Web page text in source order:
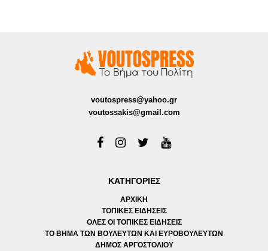
voutospress@yahoo.gr
voutossakis@gmail.com
ΚΑΤΗΓΟΡΙΕΣ
ΑΡΧΙΚΗ
ΤΟΠΙΚΕΣ ΕΙΔΗΣΕΙΣ
ΟΛΕΣ ΟΙ ΤΟΠΙΚΕΣ ΕΙΔΗΣΕΙΣ
ΤΟ ΒΗΜΑ ΤΩΝ ΒΟΥΛΕΥΤΩΝ ΚΑΙ ΕΥΡΟΒΟΥΛΕΥΤΩΝ
ΔΗΜΟΣ ΑΡΓΟΣΤΟΛΙΟΥ